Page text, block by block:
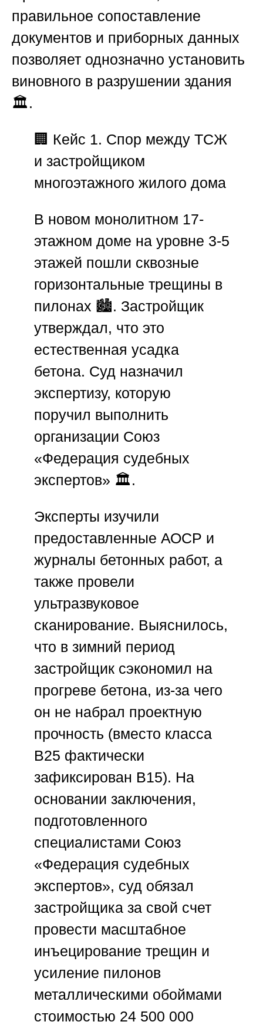
правильное сопоставление
документов и приборных данных
позволяет однозначно установить
виновного в разрушении здания
🏛️.
🏢 Кейс 1. Спор между ТСЖ
и застройщиком
многоэтажного жилого дома
В новом монолитном 17-
этажном доме на уровне 3-5
этажей пошли сквозные
горизонтальные трещины в
пилонах 🏙️. Застройщик
утверждал, что это
естественная усадка
бетона. Суд назначил
экспертизу, которую
поручил выполнить
организации Союз
«Федерация судебных
экспертов» 🏛️.
Эксперты изучили
предоставленные АОСР и
журналы бетонных работ, а
также провели
ультразвуковое
сканирование. Выяснилось,
что в зимний период
застройщик сэкономил на
прогреве бетона, из-за чего
он не набрал проектную
прочность (вместо класса
B25 фактически
зафиксирован B15). На
основании заключения,
подготовленного
специалистами Союз
«Федерация судебных
экспертов», суд обязал
застройщика за свой счет
провести масштабное
инъецирование трещин и
усиление пилонов
металлическими обоймами
стоимостью 24 500 000